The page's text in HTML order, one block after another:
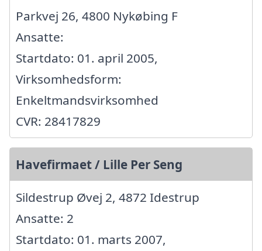
Parkvej 26, 4800 Nykøbing F
Ansatte:
Startdato: 01. april 2005,
Virksomhedsform:
Enkeltmandsvirksomhed
CVR: 28417829
Havefirmaet / Lille Per Seng
Sildestrup Øvej 2, 4872 Idestrup
Ansatte: 2
Startdato: 01. marts 2007,